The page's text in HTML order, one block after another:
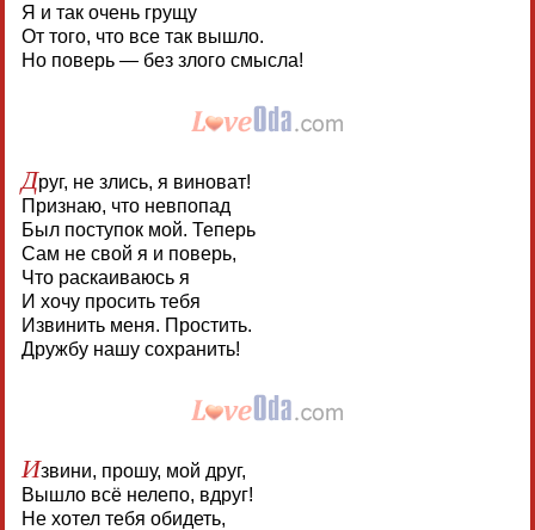
Я и так очень грущу
От того, что все так вышло.
Но поверь — без злого смысла!
Друг, не злись, я виноват!
Признаю, что невпопад
Был поступок мой. Теперь
Сам не свой я и поверь,
Что раскаиваюсь я
И хочу просить тебя
Извинить меня. Простить.
Дружбу нашу сохранить!
Извини, прошу, мой друг,
Вышло всё нелепо, вдруг!
Не хотел тебя обидеть,